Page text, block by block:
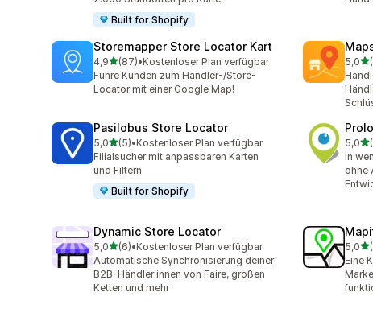
Built for Shopify
Storemapper Store Locator Kart
4,9von 5 Sternen
(87)
87 Rezensionen insgesamt
•Kostenloser Plan verfügbar
Führe Kunden zum Händler-/Store-
Locator mit einer Google Map!
5,0
4
Pasilobus Store Locator
5,0von 5 Sternen
(5)
5 Rezensionen insgesamt
•Kostenloser Plan verfügbar
Filialsucher mit anpassbaren Karten
und Filtern
Built for Shopify
5,0
4
In
ohne
Dynamic Store Locator
5,0von 5 Sternen
(6)
6 Rezensionen insgesamt
•Kostenloser Plan verfügbar
Automatische Synchronisierung deiner
B2B-Händler:innen von Faire, großen
Ketten und mehr
5,0
5
Eine